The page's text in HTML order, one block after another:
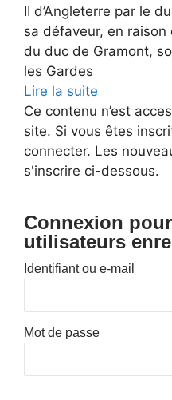
II d’Angleterre par le
sa défaveur, en raison
du duc de Gramont,
les Gardes
Lire la suite
Ce contenu n’est
site. Si vous êtes
connecter. Les
s'inscrire ci-dessous.
Connexion
utilisateurs
Identifiant ou e-mail
Mot de passe